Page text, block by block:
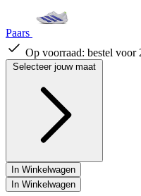
Paars
Op voorraad: bestel voor
Selecteer jouw maat
In Winkelwagen
In Winkelwagen